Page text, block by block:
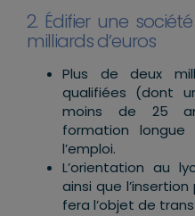
2. Édifier une
milliards d’euros
Plus de deux
qualifiées (dont
moins de 25
formation
l’emploi.
L’orientation au
ainsi que
fera l’objet de